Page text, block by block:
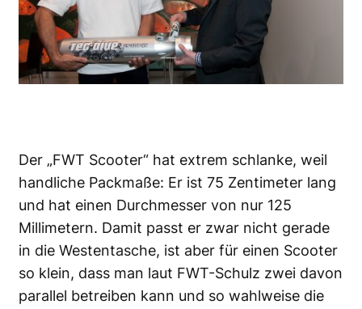
Der „FWT Scooter“ hat extrem schlanke, weil
handliche Packmaße: Er ist 75 Zentimeter lang
und hat einen Durchmesser von nur 125
Millimetern. Damit passt er zwar nicht gerade
in die Westentasche, ist aber für einen Scooter
so klein, dass man laut FWT-Schulz zwei davon
parallel betreiben kann und so wahlweise die